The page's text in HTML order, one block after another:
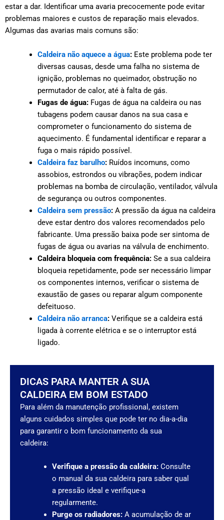
estar a dar. Identificar uma avaria precocemente pode evitar
problemas maiores e custos de reparação mais elevados.
Algumas das avarias mais comuns são:
Caldeira não aquece a água: Este problema pode ter
diversas causas, desde uma falha no sistema de
ignição, problemas no queimador, obstrução no
permutador de calor, até à falta de gás.
Fugas de água: Fugas de água na caldeira ou nas
tubagens podem causar danos na sua casa e
comprometer o funcionamento do sistema de
aquecimento. É fundamental identificar e reparar a
fuga o mais rápido possível.
Caldeira faz barulho: Ruídos incomuns, como
assobios, estrondos ou vibrações, podem indicar
problemas na bomba de circulação, ventilador, válvula
de segurança ou outros componentes.
Caldeira sem pressão: A pressão da água na caldeira
deve estar dentro dos valores recomendados pelo
fabricante. Uma pressão baixa pode ser sintoma de
fugas de água ou avarias na válvula de enchimento.
Caldeira bloqueia com frequência: Se a sua caldeira
bloqueia repetidamente, pode ser necessário limpar
os componentes internos, verificar o sistema de
exaustão de gases ou reparar algum componente
defeituoso.
Caldeira não arranca: Verifique se a caldeira está
ligada à corrente elétrica e se o interruptor está
ligado.
DICAS PARA MANTER A SUA
CALDEIRA EM BOM ESTADO
Para além da manutenção profissional, existem
alguns cuidados simples que pode ter no dia-a-dia
para garantir o bom funcionamento da sua
caldeira:
Verifique a pressão da caldeira:Consulte
o manual da sua caldeira para saber qual
a pressão ideal e verifique-a
regularmente.
Purge os radiadores:A acumulação de ar